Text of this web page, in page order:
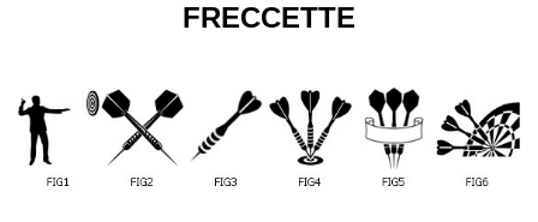
FRECCETTE